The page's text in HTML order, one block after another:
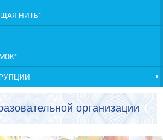
НИТЬ"
организации